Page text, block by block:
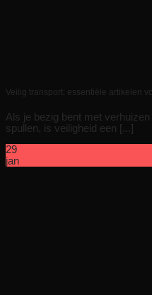
Veilig transport: essentiële artikelen
Als je bezig bent met
spullen, is veiligheid een [...]
29
jan